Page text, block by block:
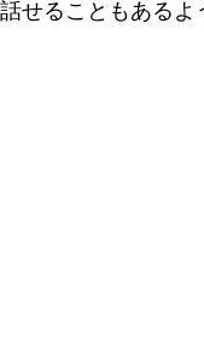
せることもある